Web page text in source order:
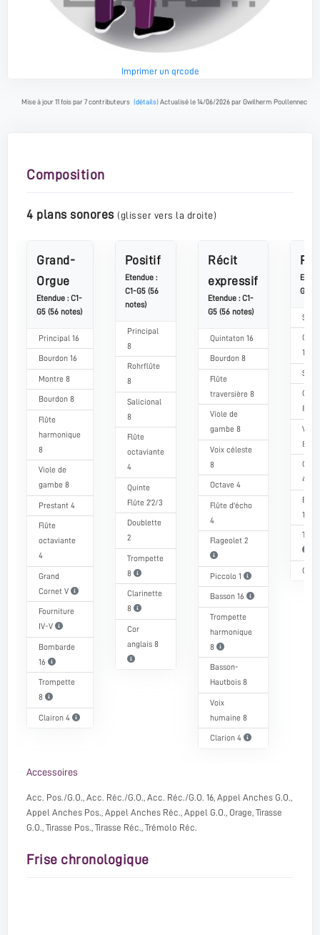
Composition
4 plans sonores (glisser vers la droite)
Grand-
Orgue
Etendue : C1-
G5 (56 notes)
Principal 16
Bourdon 16
Montre 8
Bourdon 8
Flûte
harmonique
8
Viole de
gambe 8
Prestant 4
Flûte
octaviante
4
Grand
Cornet V
Fourniture
IV-V
Bombarde
16
Trompette
8
Clairon 4
Positif
Etendue :
C1-G5 (56
notes)
Principal
8
Rohrflûte
8
Salicional
8
​Flûte
octaviante
4
Quinte
Flûte 2'2/3
Doublette
2
Trompette
8
Clarinette
8
Cor
anglais 8
Récit
expressif
Etendue : C1-
G5 (56 notes)
Quintaton 16
Bourdon 8
Flûte
traversière 8
Viole de
gambe 8
Voix céleste
8
Octave 4
Flûte d'écho
4
Flageolet 2
Piccolo 1
Basson 16
Trompette
harmonique
8
Basson-
Hautbois 8
Voix
humaine 8
Clarion 4
G3
16
8
8
4
16
Accessoires
Acc. Pos./G.O., Acc. Réc./G.O., Acc. Réc./G.O. 16, Appel Anches G.O.,
Appel Anches Pos., Appel Anches Réc., Appel G.O., Orage, Tirasse
G.O., Tirasse Pos., Tirasse Réc., Trémolo Réc.
Frise chronologique
Imprimer un qrcode
Mise à jour 11 fois par 7 contributeurs (détails)Actualisé le 14/06/2026 par Gwilherm Poullennec